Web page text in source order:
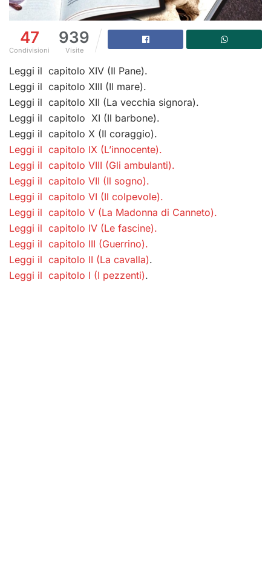
47
Condivisioni
939
Visite
Leggi il capitolo XIV (Il Pane).
Leggi il capitolo XIII (Il mare).
Leggi il capitolo XII (La vecchia signora).
Leggi il capitolo XI (Il barbone).
Leggi il capitolo X (Il coraggio).
Leggi il capitolo IX (L’innocente).
Leggi il capitolo VIII (Gli ambulanti).
Leggi il capitolo VII (Il sogno).
Leggi il capitolo VI (Il colpevole).
Leggi il capitolo V (La Madonna di Canneto).
Leggi il capitolo IV (Le fascine).
Leggi il capitolo III (Guerrino).
Leggi il capitolo II (La cavalla).
Leggi il capitolo I (I pezzenti).